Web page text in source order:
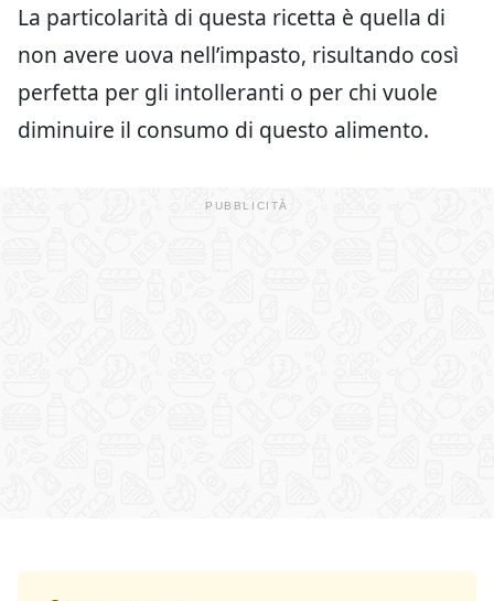
La particolarità di questa ricetta è quella di
non avere uova nell’impasto, risultando così
perfetta per gli intolleranti o per chi vuole
diminuire il consumo di questo alimento.